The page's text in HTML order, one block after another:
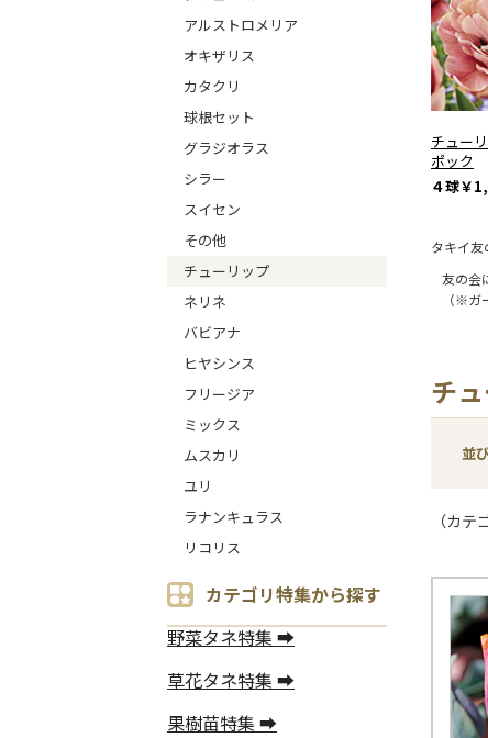
アルストロメリア
オキザリス
カタクリ
球根セット
グラジオラス
シラー
スイセン
その他
チューリップ
ネリネ
バビアナ
ヒヤシンス
フリージア
ミックス
ムスカリ
ユリ
ラナンキュラス
リコリス
カテゴリ特集から探す
野菜タネ特集 ➡
草花タネ特集 ➡
果樹苗特集 ➡
チュー
ポック
４球￥
タキイ友
友の会
（※ガ
チ
並
（カ